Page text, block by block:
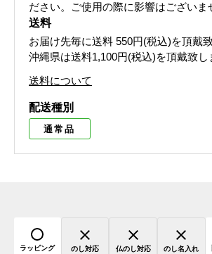
ださい。ご使用の際に影響はございま
送料
お届け先毎に送料 550円(税込)を頂戴
沖縄県は送料1,100円(税込)を頂戴致し
送料について
配送種別
通常品
ラッピング のし対応 仏のし対応 のし名入れ